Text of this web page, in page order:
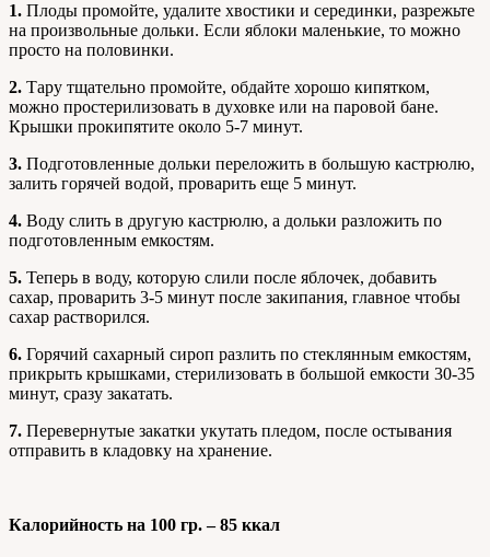
1. Плоды промойте, удалите хвостики и серединки, разрежьте
на произвольные дольки. Если яблоки маленькие, то можно
просто на половинки.
2. Тару тщательно промойте, обдайте хорошо кипятком,
можно простерилизовать в духовке или на паровой бане.
Крышки прокипятите около 5-7 минут.
3. Подготовленные дольки переложить в большую кастрюлю,
залить горячей водой, проварить еще 5 минут.
4. Воду слить в другую кастрюлю, а дольки разложить по
подготовленным емкостям.
5. Теперь в воду, которую слили после яблочек, добавить
сахар, проварить 3-5 минут после закипания, главное чтобы
сахар растворился.
6. Горячий сахарный сироп разлить по стеклянным емкостям,
прикрыть крышками, стерилизовать в большой емкости 30-35
минут, сразу закатать.
7. Перевернутые закатки укутать пледом, после остывания
отправить в кладовку на хранение.
Калорийность на 100 гр. – 85 ккал